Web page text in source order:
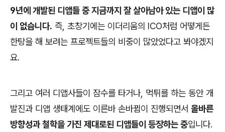
9년에 개발된 디앱들 중 지금까지 잘 살아남아 있는 디앱이 많
이 없습니다. 즉, 초창기에는 이더리움의 ICO처럼 어떻게든
한탕을 해 보려는 프로젝트들의 비중이 많았었다고 봐야겠지
요.
그리고 여러 디앱사들이 잠수를 타거나, 먹튀를 하는 동안 개
발진과 디앱 생태계에도 이른바 손바뀜이 진행되면서 올바른
방향성과 철학을 가진 제대로된 디앱들이 등장하는 중입니다.